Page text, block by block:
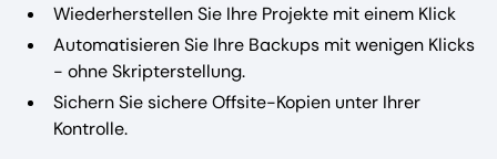
Wiederherstellen Sie Ihre Projekte mit einem Klick
Automatisieren Sie Ihre Backups mit wenigen Klicks
- ohne Skripterstellung.
Sichern Sie sichere Offsite-Kopien unter Ihrer
Kontrolle.